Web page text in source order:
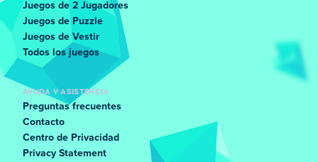
Juegos de 2 Jugadores
Juegos de Puzzle
Juegos de Vestir
Todos los juegos
AYUDA Y ASISTENCIA
Preguntas frecuentes
Contacto
Centro de Privacidad
Privacy Statement